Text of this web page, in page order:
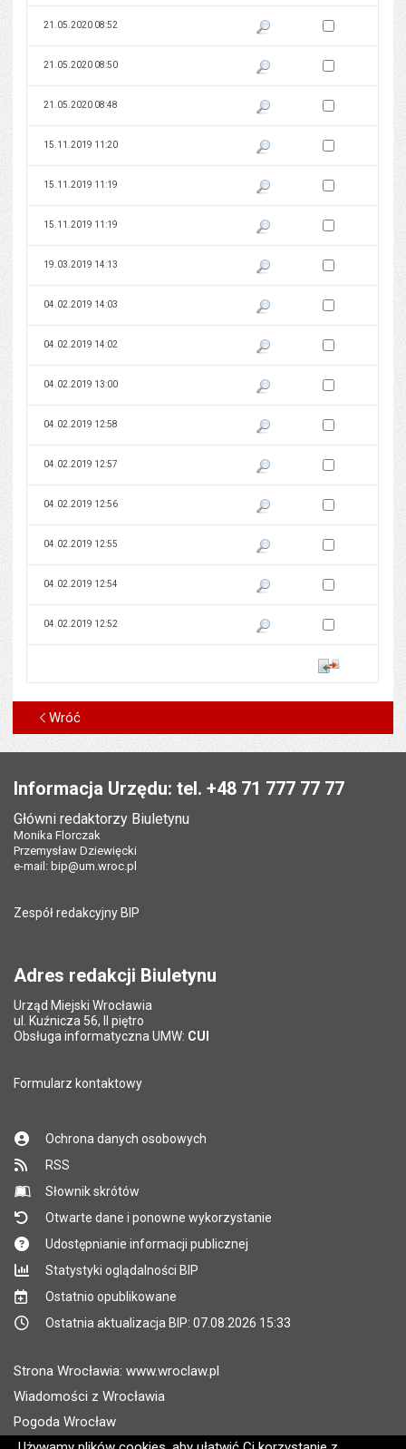
21.05.2020 08:52 Pokaż podgląd wersji z dnia
Zaznacz wersję do
21.05.2020 08:50 Pokaż podgląd wersji z dnia
Zaznacz wersję do
21.05.2020 08:48 Pokaż podgląd wersji z dnia
Zaznacz wersję do
15.11.2019 11:20 Pokaż podgląd wersji z dnia
Zaznacz wersję do
15.11.2019 11:19 Pokaż podgląd wersji z dnia
Zaznacz wersję do
15.11.2019 11:19 Pokaż podgląd wersji z dnia
Zaznacz wersję do
19.03.2019 14:13 Pokaż podgląd wersji z dnia
Zaznacz wersję do
04.02.2019 14:03 Pokaż podgląd wersji z dnia
Zaznacz wersję do
04.02.2019 14:02 Pokaż podgląd wersji z dnia
Zaznacz wersję do
04.02.2019 13:00 Pokaż podgląd wersji z dnia
Zaznacz wersję do
04.02.2019 12:58 Pokaż podgląd wersji z dnia
Zaznacz wersję do
04.02.2019 12:57 Pokaż podgląd wersji z dnia
Zaznacz wersję do
04.02.2019 12:56 Pokaż podgląd wersji z dnia
Zaznacz wersję do
04.02.2019 12:55 Pokaż podgląd wersji z dnia
Zaznacz wersję do
04.02.2019 12:54 Pokaż podgląd wersji z dnia
Zaznacz wersję do
04.02.2019 12:52 Pokaż podgląd wersji z dnia
Zaznacz wersję do
Porównaj
Wróć
Informacja Urzędu: tel. +48 71 777 77 77
Główni redaktorzy Biuletynu
Monika Florczak
Przemysław Dziewięcki
e-mail: bip@um.wroc.pl
Zespół redakcyjny BIP
Adres redakcji Biuletynu
Urząd Miejski Wrocławia
ul. Kuźnicza 56, II piętro
Obsługa informatyczna UMW: CUI
Formularz kontaktowy
Ochrona danych osobowych
RSS
Słownik skrótów
Otwarte dane i ponowne wykorzystanie
Udostępnianie informacji publicznej
Statystyki oglądalności BIP
Ostatnio opublikowane
Ostatnia aktualizacja BIP: 07.08.2026 15:33
Strona Wrocławia: www.wroclaw.pl
Wiadomości z Wrocławia
Pogoda Wrocław